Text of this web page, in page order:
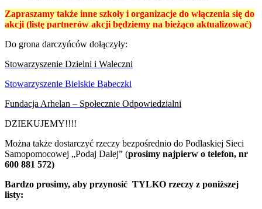
Zapraszamy także inne szkoły i organizacje do włączenia się do
akcji (listę partnerów akcji będziemy na bieżąco aktualizować)
Do grona darczyńców dołączyły:
Stowarzyszenie Dzielni i Waleczni
Stowarzyszenie Bielskie Babeczki
Fundacja Arhelan – Społecznie Odpowiedzialni
DZIEKUJEMY!!!!
Można także dostarczyć rzeczy bezpośrednio do Podlaskiej Sieci
Samopomocowej „Podaj Dalej” (prosimy najpierw o telefon, nr
600 881 572)
Bardzo prosimy, aby przynosić TYLKO rzeczy z poniższej
listy: